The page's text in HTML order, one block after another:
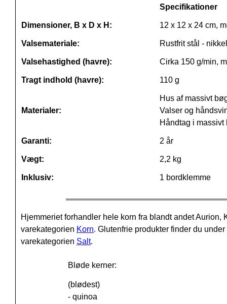
Specifikationer
Dimensioner, B x D x H: 12 x 12 x 24 cm,
Valsemateriale: Rustfrit stål -
Valsehastighed (havre): Cirka 150 g/min,
Tragt indhold (havre): 110 g
Materialer:
Hus af massivt
Valser og
Håndtag i
Garanti: 2 år
Vægt: 2,2 kg
Inklusiv: 1 bordklemme
Hjemmeriet forhandler hele korn fra blandt andet
varekategorien Korn. Glutenfrie produkter finder du
varekategorien Salt.
Bløde kerner:
(blødest)
- quinoa